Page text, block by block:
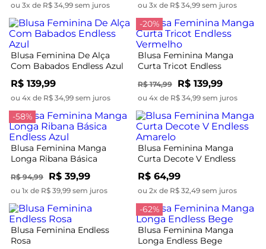
ou 3x de R$ 34,99 sem juros ou 3x de R$ 34,99 sem juros
Blusa Feminina De Alça
Com Babados Endless Azul
R$ 139,99
ou 4x de R$ 34,99 sem juros
-20%
Blusa Feminina Manga
Curta Tricot Endless
R$ 174,99 R$ 139,99
ou 4x de R$ 34,99 sem juros
-58%
Blusa Feminina Manga
Longa Ribana Básica
Endless Azul
R$ 94,99 R$ 39,99
ou 1x de R$ 39,99 sem juros
Blusa Feminina Manga
Curta Decote V Endless
Amarelo
R$ 64,99
ou 2x de R$ 32,49 sem juros
Blusa Feminina Endless
Rosa
-62%
Blusa Feminina Manga
Longa Endless Bege